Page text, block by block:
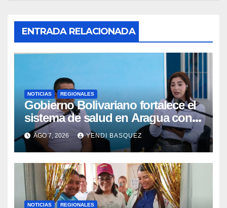
ENTRADA RELACIONADA
NOTICIAS REGIONALES
Gobierno Bolivariano fortalece el
sistema de salud en Aragua con
la reinauguración del CDI La Mora
AGO 7, 2026 YENDI BASQUEZ
NOTICIAS REGIONALES